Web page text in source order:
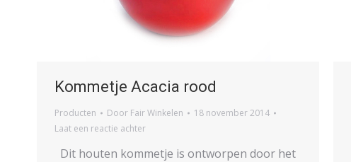
Kommetje Acacia rood
Producten Door Fair Winkelen
18 november 2014
Laat een reactie achter
Dit houten kommetje is ontworpen door het